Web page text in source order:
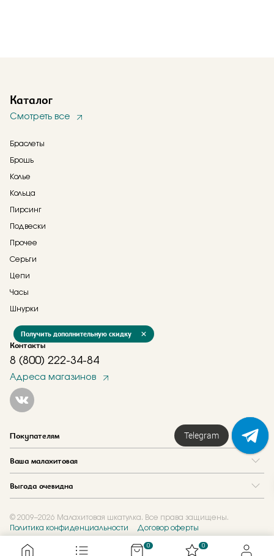
Каталог
Смотреть все
Браслеты
Брошь
Колье
Кольца
Пирсинг
Подвески
Прочее
Серьги
Цепи
Часы
Шнурки
Контакты
8 (800) 222-34-84
Адреса магазинов
Покупателям
Ваша малахитовая
Где купить
Новости
Журнал
Выгода очевидна
Акции
Обмен и скупка
Подарочные сертификаты
© 2009–2026 Малахитовая шкатулка. Все права защищены.
Политика конфиденциальности
Договор оферты
0 0
Получить дополнительную скидку
Telegram